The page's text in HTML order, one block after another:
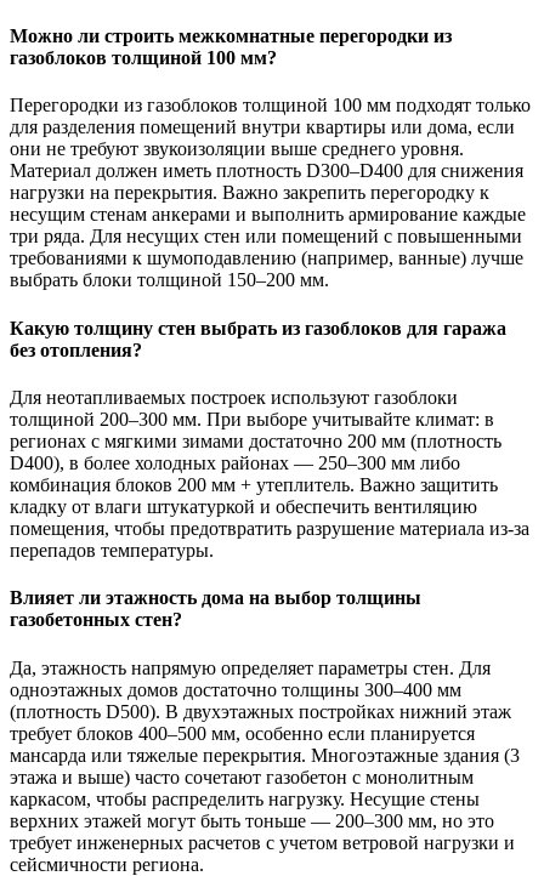
Можно ли строить межкомнатные перегородки из
газоблоков толщиной 100 мм?
Перегородки из газоблоков толщиной 100 мм подходят только
для разделения помещений внутри квартиры или дома, если
они не требуют звукоизоляции выше среднего уровня.
Материал должен иметь плотность D300–D400 для снижения
нагрузки на перекрытия. Важно закрепить перегородку к
несущим стенам анкерами и выполнить армирование каждые
три ряда. Для несущих стен или помещений с повышенными
требованиями к шумоподавлению (например, ванные) лучше
выбрать блоки толщиной 150–200 мм.
Какую толщину стен выбрать из газоблоков для гаража
без отопления?
Для неотапливаемых построек используют газоблоки
толщиной 200–300 мм. При выборе учитывайте климат: в
регионах с мягкими зимами достаточно 200 мм (плотность
D400), в более холодных районах — 250–300 мм либо
комбинация блоков 200 мм + утеплитель. Важно защитить
кладку от влаги штукатуркой и обеспечить вентиляцию
помещения, чтобы предотвратить разрушение материала из-за
перепадов температуры.
Влияет ли этажность дома на выбор толщины
газобетонных стен?
Да, этажность напрямую определяет параметры стен. Для
одноэтажных домов достаточно толщины 300–400 мм
(плотность D500). В двухэтажных постройках нижний этаж
требует блоков 400–500 мм, особенно если планируется
мансарда или тяжелые перекрытия. Многоэтажные здания (3
этажа и выше) часто сочетают газобетон с монолитным
каркасом, чтобы распределить нагрузку. Несущие стены
верхних этажей могут быть тоньше — 200–300 мм, но это
требует инженерных расчетов с учетом ветровой нагрузки и
сейсмичности региона.